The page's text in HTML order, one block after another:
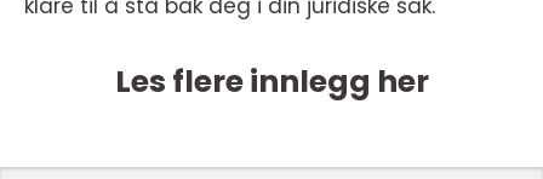
Les flere innlegg her